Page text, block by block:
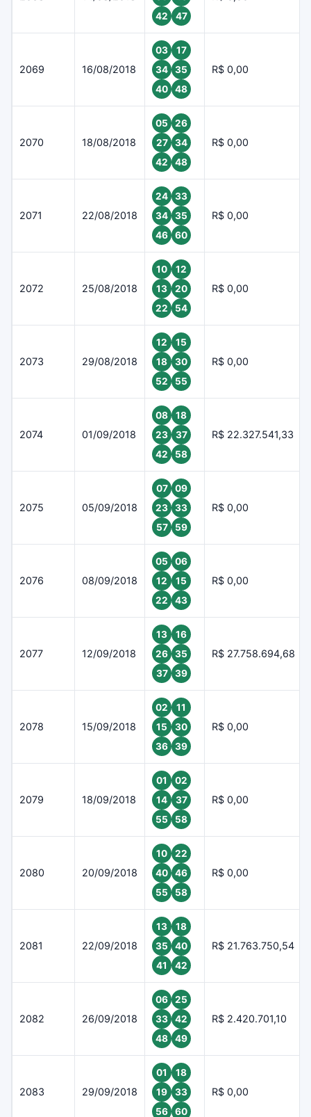
42
47
2069 16/08/2018
03
17
34
35
40
48
R$ 0,00
2070 18/08/2018
05
26
27
34
42
48
R$ 0,00
2071 22/08/2018
24
33
34
35
46
60
R$ 0,00
2072 25/08/2018
10
12
13
20
22
54
R$ 0,00
2073 29/08/2018
12
15
18
30
52
55
R$ 0,00
2074 01/09/2018
08
18
23
37
42
58
R$ 22.327.541,33
2075 05/09/2018
07
09
23
33
57
59
R$ 0,00
2076 08/09/2018
05
06
12
15
22
43
R$ 0,00
2077 12/09/2018
13
16
26
35
37
39
R$ 27.758.694,68
2078 15/09/2018
02
11
15
30
36
39
R$ 0,00
2079 18/09/2018
01
02
14
37
55
58
R$ 0,00
2080 20/09/2018
10
22
40
46
55
58
R$ 0,00
2081 22/09/2018
13
18
35
40
41
42
R$ 21.763.750,54
2082 26/09/2018
06
25
33
42
48
49
R$ 2.420.701,10
2083 29/09/2018
01
18
19
33
56
60
R$ 0,00